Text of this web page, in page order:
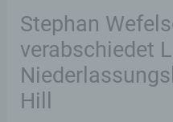
Stephan
verabschiedet
Hill